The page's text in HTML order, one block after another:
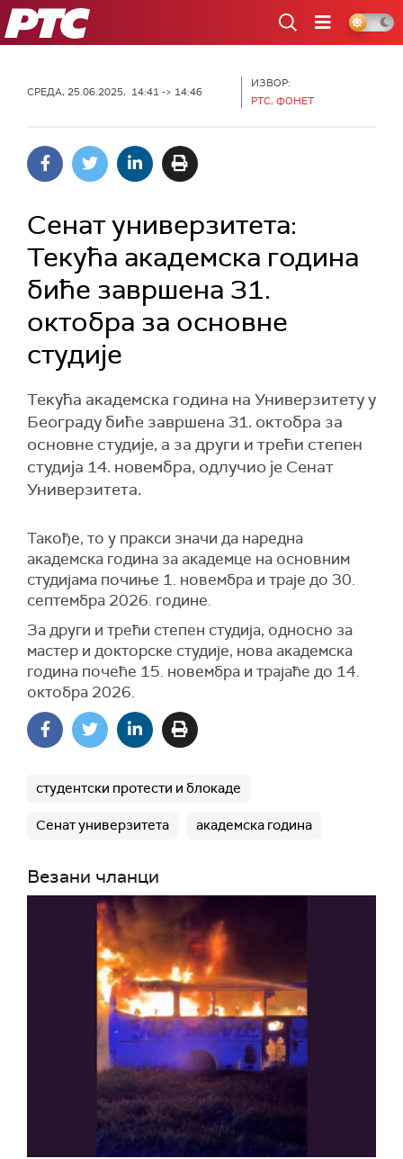
РТС
СРЕДА, 25.06.2025, 14:41 -> 14:46
ИЗВОР:
РТС, ФОНЕТ
Сенат универзитета:
Текућа академска година
биће завршена 31.
октобра за основне
студије
Текућа академска година на Универзитету у
Београду биће завршена 31. октобра за
основне студије, а за други и трећи степен
студија 14. новембра, одлучио је Сенат
Универзитета.
Такође, то у пракси значи да наредна
академска година за академце на основним
студијама почиње 1. новембра и траје до 30.
септембра 2026. године.
За други и трећи степен студија, односно за
мастер и докторске студије, нова академска
година почеће 15. новембра и трајаће до 14.
октобра 2026.
студентски протести и блокаде
Сенат универзитета академска година
Везани чланци